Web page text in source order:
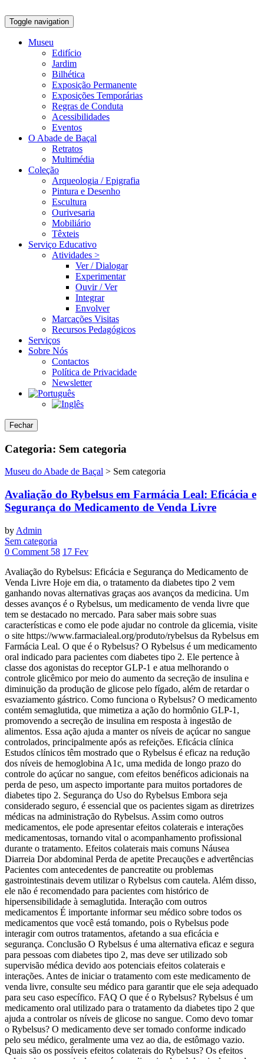
Toggle navigation
Museu
Edifício
Jardim
Bilhética
Exposição Permanente
Exposições Temporárias
Regras de Conduta
Acessibilidades
Eventos
O Abade de Baçal
Retratos
Multimédia
Coleção
Arqueologia / Epigrafia
Pintura e Desenho
Escultura
Ourivesaria
Mobiliário
Têxteis
Serviço Educativo
Atividades >
Ver / Dialogar
Experimentar
Ouvir / Ver
Integrar
Envolver
Marcações Visitas
Recursos Pedagógicos
Serviços
Sobre Nós
Contactos
Política de Privacidade
Newsletter
Fechar
Categoria: Sem categoria
Museu do Abade de Baçal > Sem categoria
Avaliação do Rybelsus em Farmácia Leal: Eficácia e
Segurança do Medicamento de Venda Livre
by Admin
Sem categoria
0 Comment 58 17 Fev
Avaliação do Rybelsus: Eficácia e Segurança do Medicamento de
Venda Livre Hoje em dia, o tratamento da diabetes tipo 2 vem
ganhando novas alternativas graças aos avanços da medicina. Um
desses avanços é o Rybelsus, um medicamento de venda livre que
tem se destacado no mercado. Para saber mais sobre suas
características e como ele pode ajudar no controle da glicemia, visite
o site https://www.farmacialeal.org/produto/rybelsus da Rybelsus em
Farmácia Leal. O que é o Rybelsus? O Rybelsus é um medicamento
oral indicado para pacientes com diabetes tipo 2. Ele pertence à
classe dos agonistas do receptor GLP-1 e atua melhorando o
controle glicêmico por meio do aumento da secreção de insulina e
diminuição da produção de glicose pelo fígado, além de retardar o
esvaziamento gástrico. Como funciona o Rybelsus? O medicamento
contém semaglutida, que mimetiza a ação do hormônio GLP-1,
promovendo a secreção de insulina em resposta à ingestão de
alimentos. Essa ação ajuda a manter os níveis de açúcar no sangue
controlados, principalmente após as refeições. Eficácia clínica
Estudos clínicos têm mostrado que o Rybelsus é eficaz na redução
dos níveis de hemoglobina A1c, uma medida de longo prazo do
controle do açúcar no sangue, com efeitos benéficos adicionais na
perda de peso, um aspecto importante para muitos portadores de
diabetes tipo 2. Segurança do Uso do Rybelsus Embora seja
considerado seguro, é essencial que os pacientes sigam as diretrizes
médicas na administração do Rybelsus. Assim como outros
medicamentos, ele pode apresentar efeitos colaterais e interações
medicamentosas, tornando vital o acompanhamento profissional
durante o tratamento. Efeitos colaterais mais comuns Náusea
Diarreia Dor abdominal Perda de apetite Precauções e advertências
Pacientes com antecedentes de pancreatite ou problemas
gastrointestinais devem utilizar o Rybelsus com cautela. Além disso,
ele não é recomendado para pacientes com histórico de
hipersensibilidade à semaglutida. Interação com outros
medicamentos É importante informar seu médico sobre todos os
medicamentos que você está tomando, pois o Rybelsus pode
interagir com outros tratamentos, afetando a sua eficácia e
segurança. Conclusão O Rybelsus é uma alternativa eficaz e segura
para pessoas com diabetes tipo 2, mas deve ser utilizado sob
supervisão médica devido aos potenciais efeitos colaterais e
interações. Antes de iniciar o tratamento com este medicamento de
venda livre, consulte seu médico para garantir que ele seja adequado
para seu caso específico. FAQ O que é o Rybelsus? Rybelsus é um
medicamento oral utilizado para o tratamento da diabetes tipo 2 que
ajuda a controlar os níveis de glicose no sangue. Como devo tomar
o Rybelsus? O medicamento deve ser tomado conforme indicado
pelo seu médico, geralmente uma vez ao dia, de estômago vazio.
Quais são os possíveis efeitos colaterais do Rybelsus? Os efeitos